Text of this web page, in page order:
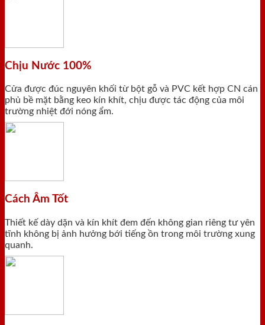
Chịu Nước 100%
Cửa được đúc nguyên khối từ bột gỗ và PVC kết hợp CN cán
phủ bề mặt bằng keo kín khít, chịu được tác động của môi
trường nhiệt đới nóng ẩm.
Cách Âm Tốt
Thiết kế dày dặn và kín khít đem đến không gian riêng tư yên
tĩnh không bị ảnh hưởng bới tiếng ồn trong môi trường xung
quanh.